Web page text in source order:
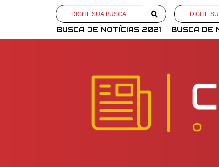
BUSCA DE NOTÍCIAS 2021 BUSCA DE